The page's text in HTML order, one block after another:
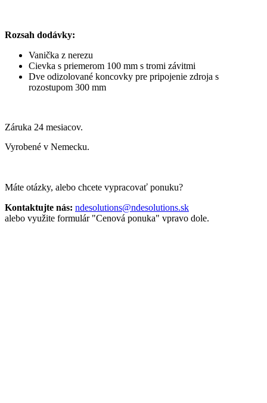
Rozsah dodávky:
Vanička z nerezu
Cievka s priemerom 100 mm s tromi závitmi
Dve odizolované koncovky pre pripojenie zdroja s
rozostupom 300 mm
Záruka 24 mesiacov.
Vyrobené v Nemecku.
Máte otázky, alebo chcete vypracovať ponuku?
Kontaktujte nás: ndesolutions@ndesolutions.sk
alebo využite formulár "Cenová ponuka" vpravo dole.